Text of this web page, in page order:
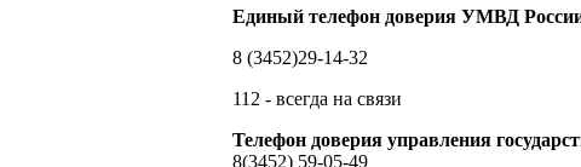
Единый телефон доверия УМВД
8 (3452)29-14-32
112 - всегда на связи
Телефон доверия управления
8(3452) 59-05-49